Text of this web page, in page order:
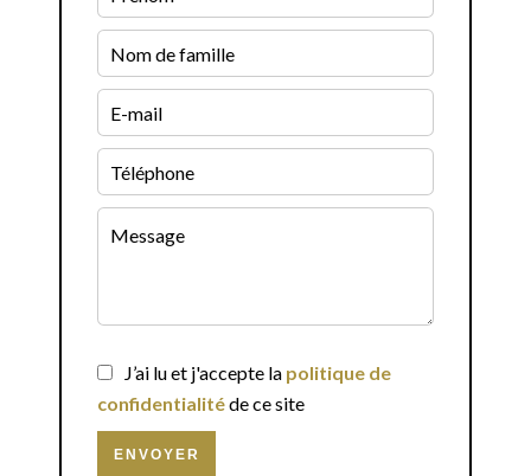
J’ai lu et j'accepte la politique de
confidentialitéde ce site
ENVOYER